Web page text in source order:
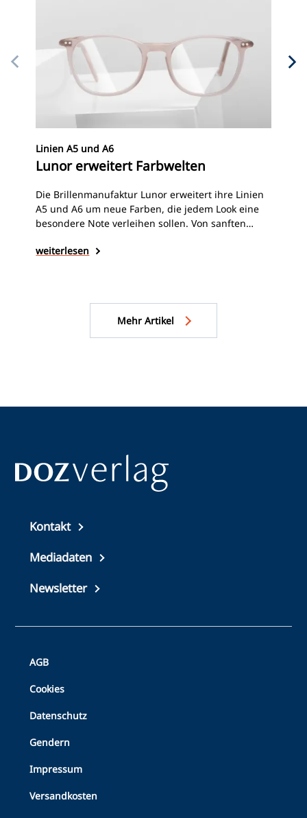
weiterlesen
Linien A5 und A6
Lunor erweitert Farbwelten
Die Brillenmanufaktur Lunor erweitert ihre Linien
A5 und A6 um neue Farben, die jedem Look eine
besondere Note verleihen sollen. Von sanften
Vintage-Klassiker bis hin zu modernen Matt-Tönen
Mehr Artikel
Top
footer
Kontakt
Mediadaten
Newsletter
Bottom
Footer
AGB
Cookies
Datenschutz
Gendern
Impressum
Versandkosten